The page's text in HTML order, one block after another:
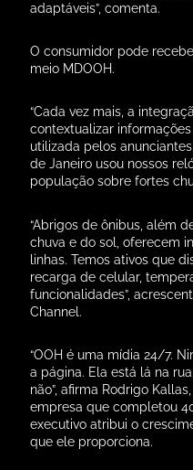
adaptáveis”, comenta.
O consumidor pode
meio MDOOH.
“Cada vez mais, a
contextualizar
utilizada pelos
de Janeiro usou nossos
população sobre fortes
“Abrigos de ônibus, além
chuva e do sol, oferecem
linhas. Temos ativos que
recarga de celular,
funcionalidades”,
Channel.
“OOH é uma mídia 24/7.
a página. Ela está lá na
não”, afirma Rodrigo
empresa que completou
executivo atribui o
que ele proporciona.